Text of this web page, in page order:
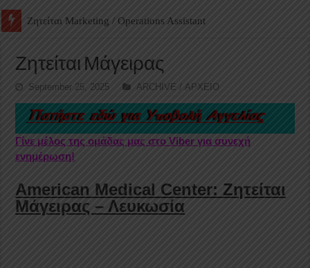
Ζητείται Βοηθός Αποθήκης σε Φαρμακείο
Ζητείται Μάγειρας
September 25, 2025 ARCHIVE / ΑΡΧΕΙΟ
Γίνε μέλος της ομάδας μας στο Viber για συνεχή
ενημέρωση!
American Medical Center: Ζητείται
Μάγειρας – Λευκωσία